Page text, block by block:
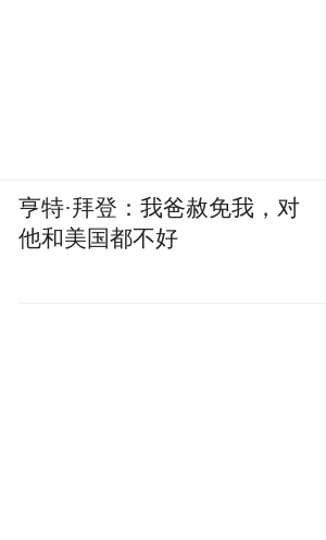
亨特·拜登：我爸赦免我，对
他和美国都不好